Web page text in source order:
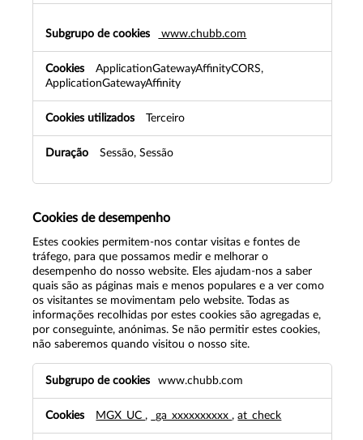
www.chubb.com
ApplicationGatewayAffinityCORS,
ApplicationGatewayAffinity
Terceiro
Sessão, Sessão
Cookies de desempenho
Estes cookies permitem-nos contar visitas e fontes de
tráfego, para que possamos medir e melhorar o
desempenho do nosso website. Eles ajudam-nos a saber
quais são as páginas mais e menos populares e a ver como
os visitantes se movimentam pelo website. Todas as
informações recolhidas por estes cookies são agregadas e,
por conseguinte, anónimas. Se não permitir estes cookies,
não saberemos quando visitou o nosso site.
o
i
www.chubb.com
MGX_UC, _ga_xxxxxxxxxx,at_check